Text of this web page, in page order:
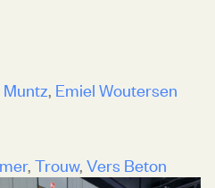
Emiel Woutersen
Trouw Vers Beton